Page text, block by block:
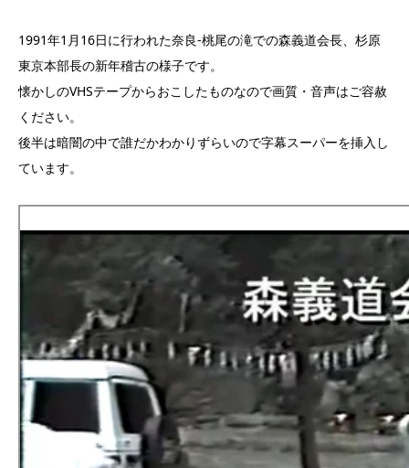
1991年1月16日に行われた奈良-桃尾の滝での森義道会長、杉原
東京本部長の新年稽古の様子です。
懐かしのVHSテープからおこしたものなので画質・音声はご容赦
ください。
後半は暗闇の中で誰だかわかりずらいので字幕スーパーを挿入し
ています。